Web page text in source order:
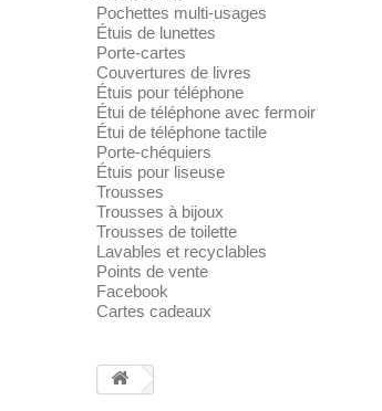
Pochettes multi-usages
Étuis de lunettes
Porte-cartes
Couvertures de livres
Étuis pour téléphone
Étui de téléphone avec fermoir
Étui de téléphone tactile
Porte-chéquiers
Étuis pour liseuse
Trousses
Trousses à bijoux
Trousses de toilette
Lavables et recyclables
Points de vente
Facebook
Cartes cadeaux